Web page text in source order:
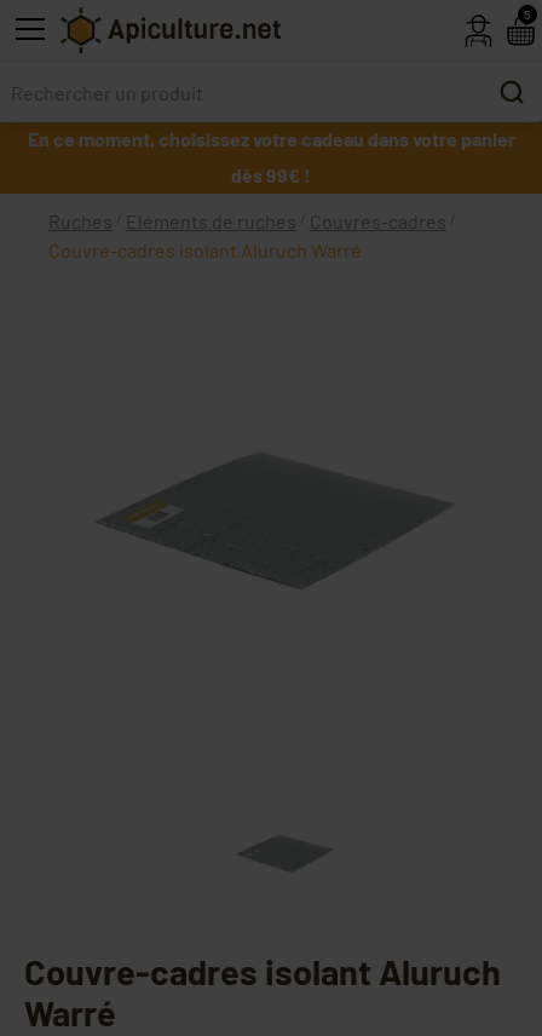
Skip to main content
En ce moment, choisissez votre cadeau dans votre panier
dès 99€ !
Ruches Eléments de ruches
Couvres-cadres
Couvre-cadres isolant Aluruch Warré
Couvre-cadres isolant Aluruch
Warré
5